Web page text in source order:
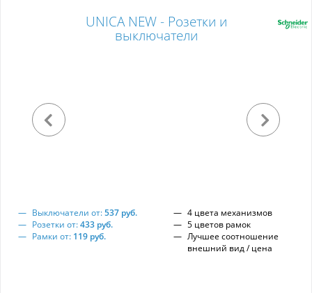
UNICA NEW - Розетки и
выключатели
Выключатели от:537 руб.
Розетки от:433 руб.
Рамки от: 119 руб.
4 цвета механизмов
5 цветов рамок
Лучшее соотношение
внешний вид / цена